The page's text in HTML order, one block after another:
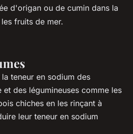
d'origan ou de cumin dans la
fruits de mer.
teneur en sodium des
et des légumineuses comme les
chiches en les rinçant à
leur teneur en sodium